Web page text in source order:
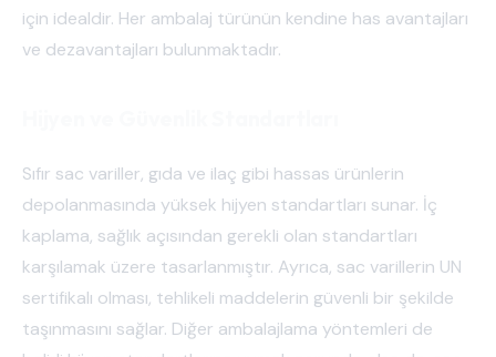
için idealdir. Her ambalaj türünün kendine has avantajları
ve dezavantajları bulunmaktadır.
Sıfır sac variller, gıda ve ilaç gibi hassas ürünlerin
depolanmasında yüksek hijyen standartları sunar. İç
kaplama, sağlık açısından gerekli olan standartları
karşılamak üzere tasarlanmıştır. Ayrıca, sac varillerin UN
sertifikalı olması, tehlikeli maddelerin güvenli bir şekilde
taşınmasını sağlar. Diğer ambalajlama yöntemleri de